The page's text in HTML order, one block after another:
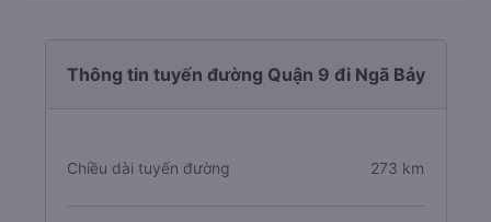
Thông tin tuyến đường Quận 9 đi Ngã Bảy
Chiều dài tuyến đường 273 km